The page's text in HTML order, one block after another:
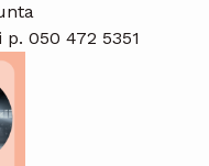
050 472 5351